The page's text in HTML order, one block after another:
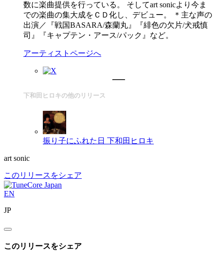
数に楽曲提供を行っている。 そしてart sonicより今ま
での楽曲の集大成をＣＤ化し、デビュー。 ＊主な声の
出演／『戦国BASARA/森蘭丸』『緋色の欠片/犬戒慎
司』『キャプテン・アース/パック』など。
アーティストページへ
下和田ヒロキの他のリリース
振り子にふれた日 下和田ヒロキ
art sonic
このリリースをシェア
EN
JP
このリリースをシェア